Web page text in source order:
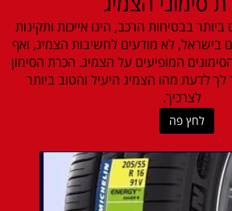
בבטיחות הרכב, הינו אייכות ותקינות
בישראל, לא מודעים לחשיבות הצמיג, ואף
המופיעים על הצמיג. הכרת הסימון
לך לדעת מהו הצמיג היעיל והטוב ביותר
לצרכיך.
לחץ פה